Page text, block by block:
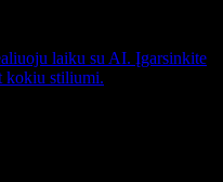
laiku su AI. Įgarsinkite
kokiu stiliumi.